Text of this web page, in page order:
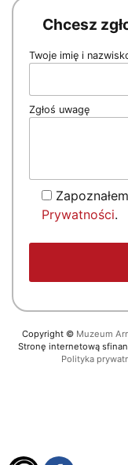
Chcesz
Twoje imię i
Zgłoś uwagę
Prywatności.
Copyright © Muzeum
Stronę internetową
Polityka